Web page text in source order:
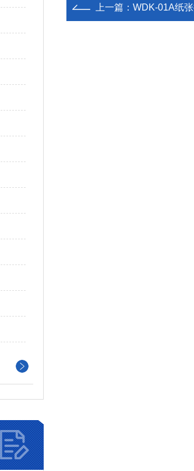
上一篇： WDK-01A纸